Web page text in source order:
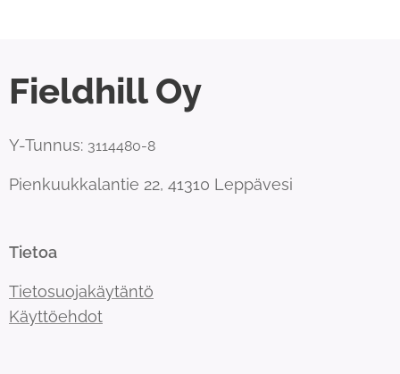
Fieldhill Oy
Y-Tunnus: 3114480-8
Pienkuukkalantie 22, 41310 Leppävesi
Tietoa
Tietosuojakäytäntö
Käyttöehdot